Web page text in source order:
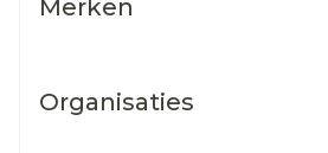
Merken
Organisaties